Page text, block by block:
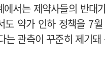
에서는 제약사들의 반대
도 약가 인하 정책을 7
는 관측이 꾸준히 제기돼